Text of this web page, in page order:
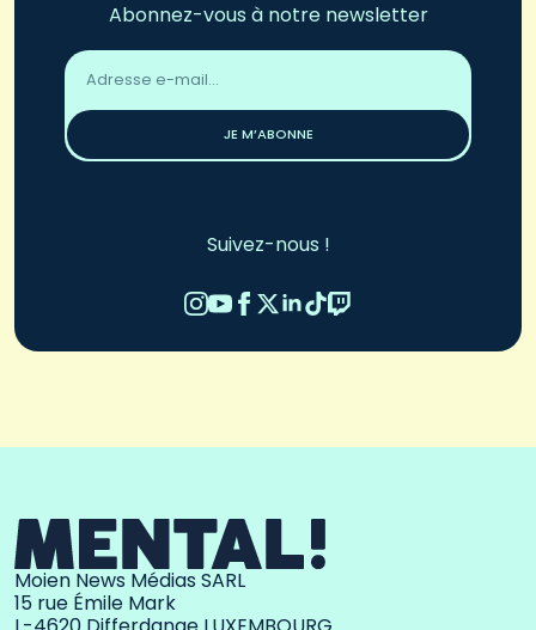
Abonnez-vous à notre newsletter
Adresse
email
JE M’ABONNE
Suivez-nous !
Moien News Médias SARL
15 rue Émile Mark